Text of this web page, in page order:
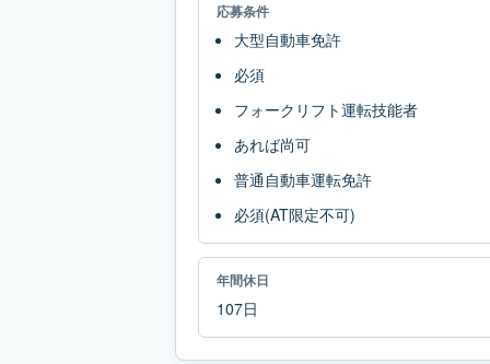
応募条件
大型自動車免許
必須
フォークリフト運転技能者
あれば尚可
普通自動車運転免許
必須(AT限定不可)
年間休日
107日